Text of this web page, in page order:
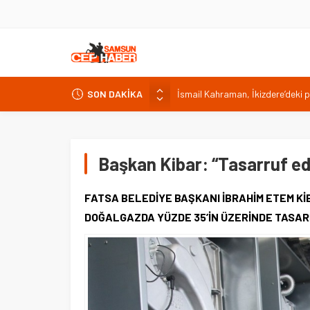
SON DAKİKA
İsmail Kahraman, İkizdere’deki
Malatya Havalimanı Eylülde
Isparta’da bisiklet kupası
Başkan Kibar: “Tasarruf
FATSA BELEDİYE BAŞKANI İBRAHİM ETEM
DOĞALGAZDA YÜZDE 35’İN ÜZERİNDE